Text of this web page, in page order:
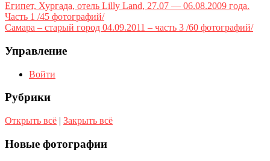
Египет, Хургада, отель Lilly Land, 27.07 — 06.08.2009 года.
Часть 1 /45 фотографий/
Самара – старый город 04.09.2011 – часть 3 /60 фотографий/
Управление
Войти
Рубрики
Открыть всё | Закрыть всё
Новые фотографии